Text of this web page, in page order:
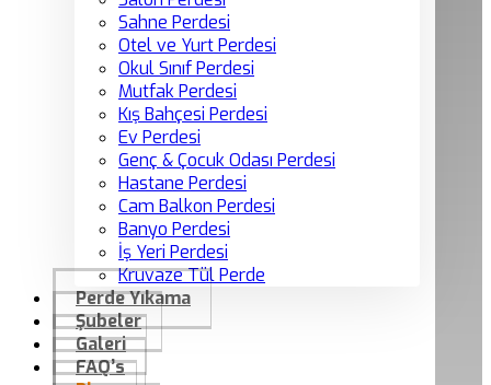
Sahne Perdesi
Otel ve Yurt Perdesi
Okul Sınıf Perdesi
Mutfak Perdesi
Kış Bahçesi Perdesi
Ev Perdesi
Genç & Çocuk Odası Perdesi
Hastane Perdesi
Cam Balkon Perdesi
Banyo Perdesi
İş Yeri Perdesi
Kruvaze Tül Perde
Perde Yıkama
Şubeler
Galeri
FAQ’s